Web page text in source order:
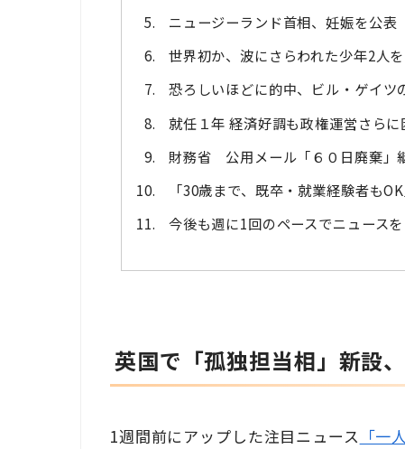
ニュージーランド首相、妊娠を公
世界初か、波にさらわれた少年2人
恐ろしいほどに的中、ビル・ゲイツ
就任１年 経済好調も政権運営さら
財務省 公用メール「６０日廃棄
「30歳まで、既卒・就業経験者も
今後も週に1回のペースでニュース
英国で「孤独担当相」新設
1週間前にアップした注目ニュース 「